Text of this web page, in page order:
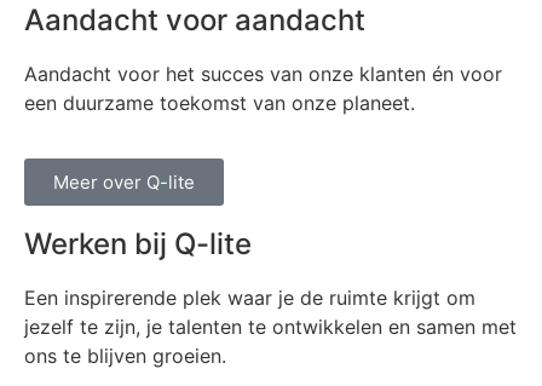
Aandacht voor aandacht
Aandacht voor het succes van onze klanten én voor
een duurzame toekomst van onze planeet.
Meer over Q-lite
Werken bij Q-lite
Een inspirerende plek waar je de ruimte krijgt om
jezelf te zijn, je talenten te ontwikkelen en samen met
ons te blijven groeien.